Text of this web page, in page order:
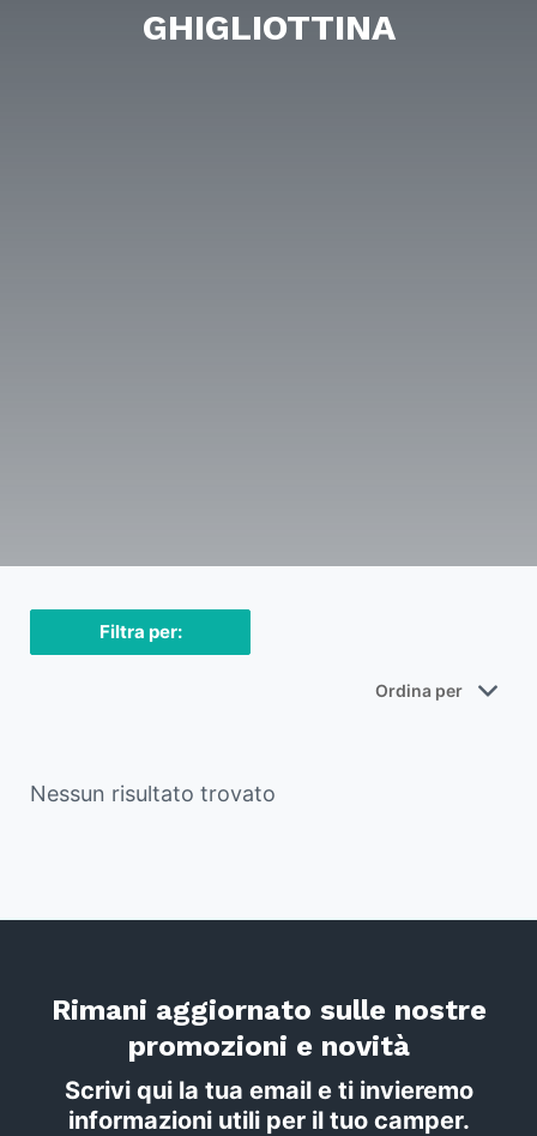
GHIGLIOTTINA
Filtra per:
Nessun risultato trovato
Rimani aggiornato sulle nostre
promozioni e novità
Scrivi qui la tua email e ti invieremo
informazioni utili per il tuo camper.